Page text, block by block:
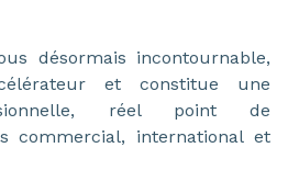
désormais incontournable,
et constitue une
réel point de
commercial, international et